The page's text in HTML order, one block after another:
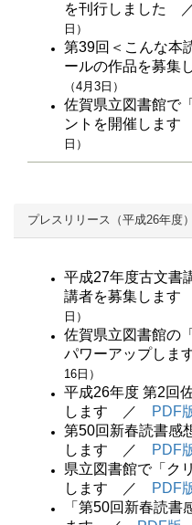
を刊行しました
日）
第39回＜こんな本
ールの作品を募
（4月3日）
佐賀県立図書館で
ントを開催しま
日）
プレスリリース（平成26年度）
平成27年度古文書
講者を募集しま
日）
佐賀県立図書館の
パワーアップし
16日）
平成26年度 第2回
します ／
PDF
第50回新春読書感
します ／
PDF
県立図書館で「ク
します ／
PDF
「第50回新春読書